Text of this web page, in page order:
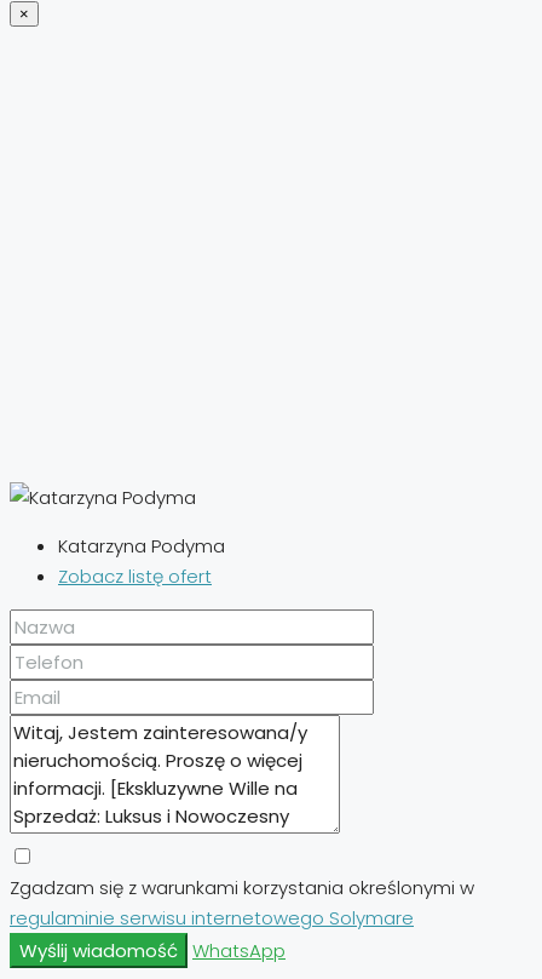
×
Katarzyna Podyma
Zobacz listę ofert
Zgadzam się z warunkami korzystania określonymi w
regulaminie serwisu internetowego Solymare
Wyślij wiadomość WhatsApp